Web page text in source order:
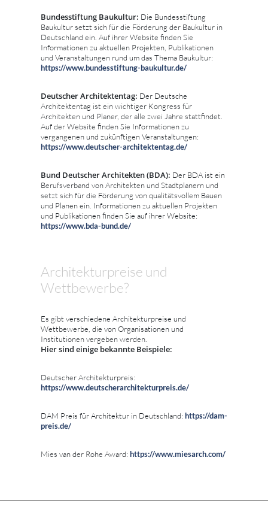
Bundesstiftung Baukultur: Die Bundesstiftung
Baukultur setzt sich für die Förderung der Baukultur in
Deutschland ein. Auf ihrer Website finden Sie
Informationen zu aktuellen Projekten, Publikationen
und Veranstaltungen rund um das Thema Baukultur:
https://www.bundesstiftung-baukultur.de/
Deutscher Architektentag: Der Deutsche
Architektentag ist ein wichtiger Kongress für
Architekten und Planer, der alle zwei Jahre stattfindet.
Auf der Website finden Sie Informationen zu
vergangenen und zukünftigen Veranstaltungen:
https://www.deutscher-architektentag.de/
Bund Deutscher Architekten (BDA): Der BDA ist ein
Berufsverband von Architekten und Stadtplanern und
setzt sich für die Förderung von qualitätsvollem Bauen
und Planen ein. Informationen zu aktuellen Projekten
und Publikationen finden Sie auf ihrer Website:
https://www.bda-bund.de/
Architekturpreise und
Wettbewerbe?
Es gibt verschiedene Architekturpreise und
Wettbewerbe, die von Organisationen und
Institutionen vergeben werden.
Hier sind einige bekannte Beispiele:
Deutscher Architekturpreis:
https://www.deutscherarchitekturpreis.de/
DAM Preis für Architektur in Deutschland: https://dam-
preis.de/
Mies van der Rohe Award: https://www.miesarch.com/